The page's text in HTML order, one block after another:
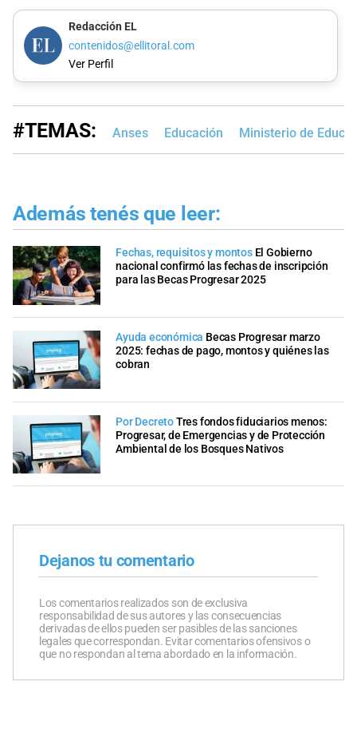
Redacción EL
contenidos@ellitoral.com
Ver Perfil
#TEMAS: Anses Educación Ministerio de
Además tenés que leer:
Fechas, requisitos y montos El Gobierno
nacional confirmó las fechas de inscripción
para las Becas Progresar 2025
Ayuda económica Becas Progresar marzo
2025: fechas de pago, montos y quiénes las
cobran
Por DecretoTres fondos fiduciarios menos:
Progresar, de Emergencias y de Protección
Ambiental de los Bosques Nativos
Dejanos tu comentario
Los comentarios realizados son de exclusiva
responsabilidad de sus autores y las consecuencias
derivadas de ellos pueden ser pasibles de las sanciones
legales que correspondan. Evitar comentarios ofensivos o
que no respondan al tema abordado en la información.